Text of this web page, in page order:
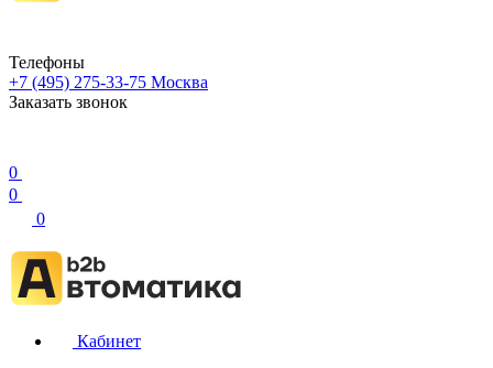
Телефоны
+7 (495) 275-33-75 Москва
Заказать звонок
0
0
0
Кабинет